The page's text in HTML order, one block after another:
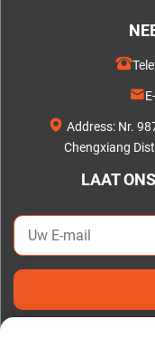
Address: Nr.
Chengxiang
LAAT